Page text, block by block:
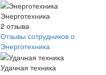
Энерготехника
2 отзыва
Отзывы сотрудников о
Энерготехника
Удачная техника